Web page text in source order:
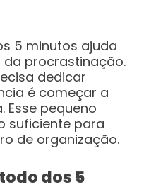
5 minutos ajuda
procrastinação.
dedicar
é começar a
Esse pequeno
suficiente para
de organização.
dos 5